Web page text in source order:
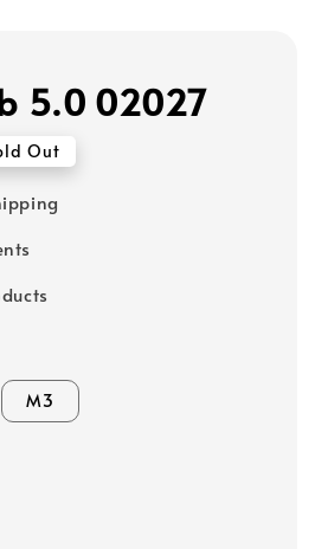
5.0 02027
Out
M3